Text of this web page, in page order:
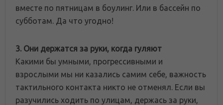
вместе по пятницам в боулинг. Или в бассейн по
субботам. Да что угодно!
3. Они держатся за руки, когда гуляют
Какими бы умными, прогрессивными и
взрослыми мы ни казались самим себе, важность
тактильного контакта никто не отменял. Если вы
разучились ходить по улицам, держась за руки,